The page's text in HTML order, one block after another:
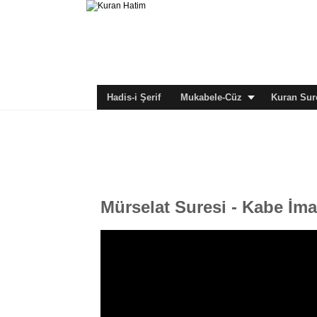
Hadis-i Şerif Mukabele-Cüz Kuran
Mürselat Suresi - Kabe